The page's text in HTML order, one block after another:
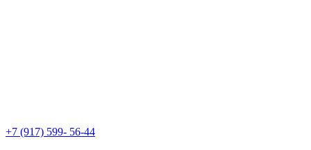
+7 (917) 599- 56-44